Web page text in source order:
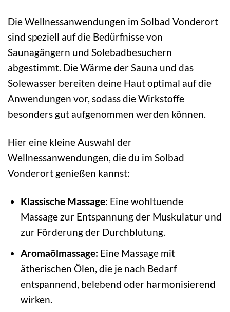
Die Wellnessanwendungen im Solbad Vonderort
sind speziell auf die Bedürfnisse von
Saunagängern und Solebadbesuchern
abgestimmt. Die Wärme der Sauna und das
Solewasser bereiten deine Haut optimal auf die
Anwendungen vor, sodass die Wirkstoffe
besonders gut aufgenommen werden können.
Hier eine kleine Auswahl der
Wellnessanwendungen, die du im Solbad
Vonderort genießen kannst:
Klassische Massage: Eine wohltuende
Massage zur Entspannung der Muskulatur und
zur Förderung der Durchblutung.
Aromaölmassage: Eine Massage mit
ätherischen Ölen, die je nach Bedarf
entspannend, belebend oder harmonisierend
wirken.